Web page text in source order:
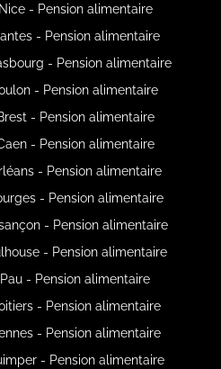
- Pension alimentaire
- Pension alimentaire
- Pension alimentaire
- Pension alimentaire
- Pension alimentaire
- Pension alimentaire
- Pension alimentaire
- Pension alimentaire
- Pension alimentaire
- Pension alimentaire
- Pension alimentaire
- Pension alimentaire
- Pension alimentaire
- Pension alimentaire